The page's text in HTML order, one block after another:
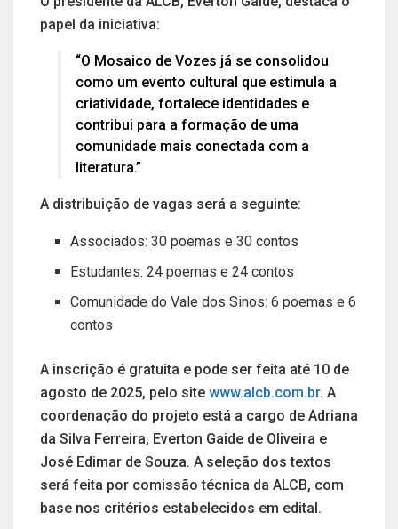
papel da iniciativa:
“O Mosaico de Vozes já se consolidou
como um evento cultural que estimula a
criatividade, fortalece identidades e
contribui para a formação de uma
comunidade mais conectada com a
literatura.”
A distribuição de vagas será a seguinte:
Associados: 30 poemas e 30 contos
Estudantes: 24 poemas e 24 contos
Comunidade do Vale dos Sinos: 6 poemas e 6
contos
A inscrição é gratuita e pode ser feita até 10 de
agosto de 2025, pelo site www.alcb.com.br. A
coordenação do projeto está a cargo de Adriana
da Silva Ferreira, Everton Gaide de Oliveira e
José Edimar de Souza. A seleção dos textos
será feita por comissão técnica da ALCB, com
base nos critérios estabelecidos em edital.